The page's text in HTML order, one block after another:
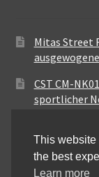
Mitas Street
CST CM-
sportlicher
Maxxis MA-
für
Pirelli City
This website
the best
Learn more